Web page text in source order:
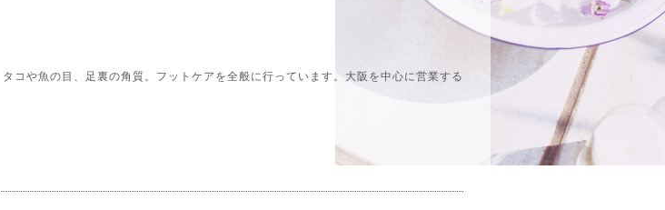
や魚の目、足裏の角質。フットケアを全般に行っています。大阪を中心に営業する